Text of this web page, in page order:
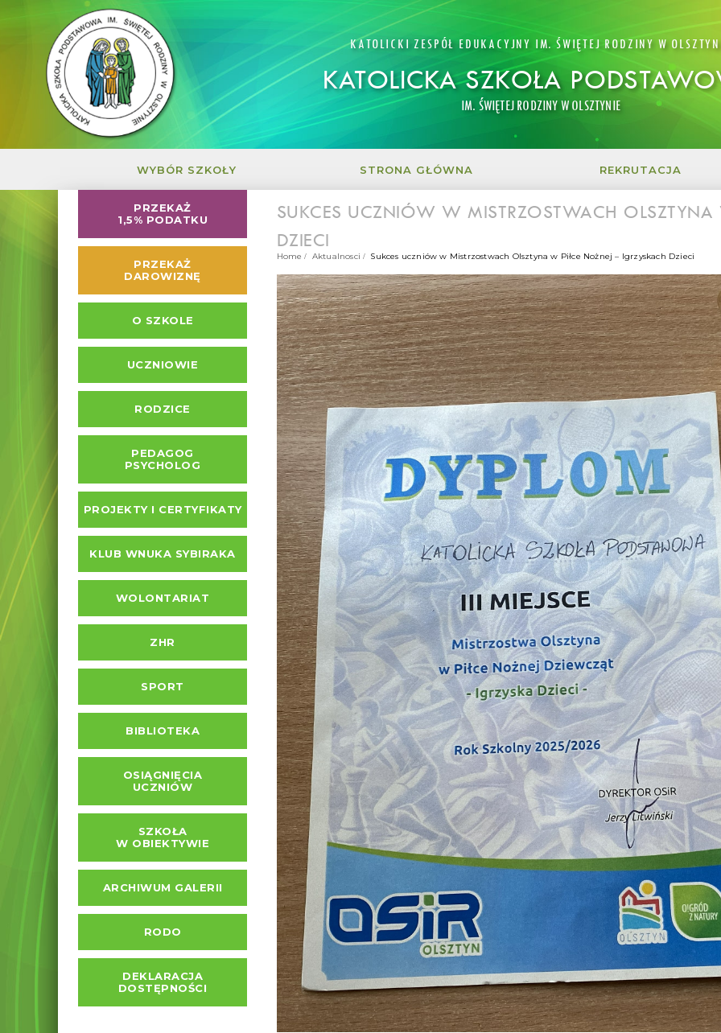
KATOLICKI ZESPÓŁ EDUKACYJNY IM. ŚWIĘTEJ RODZINY W
KATOLICKA SZKOŁA
IM. ŚWIĘTEJ RODZINY W OLSZTYNIE
WYBÓR SZKOŁY STRONA GŁÓWNA REKRUTACJA
SUKCES UCZNIÓW W MISTRZOSTWACH
DZIECI
Home Aktualnosci Sukces uczniów w Mistrzostwach Olsztyna w Piłce Nożnej – Igrzyskach Dzieci
PRZEKAŻ
1,5% PODATKU
PRZEKAŻ
DAROWIZNĘ
O SZKOLE
UCZNIOWIE
RODZICE
PEDAGOG
PSYCHOLOG
PROJEKTY I CERTYFIKATY
KLUB WNUKA SYBIRAKA
WOLONTARIAT
ZHR
SPORT
BIBLIOTEKA
OSIĄGNIĘCIA
UCZNIÓW
SZKOŁA
W OBIEKTYWIE
ARCHIWUM GALERII
RODO
DEKLARACJA
DOSTĘPNOŚCI